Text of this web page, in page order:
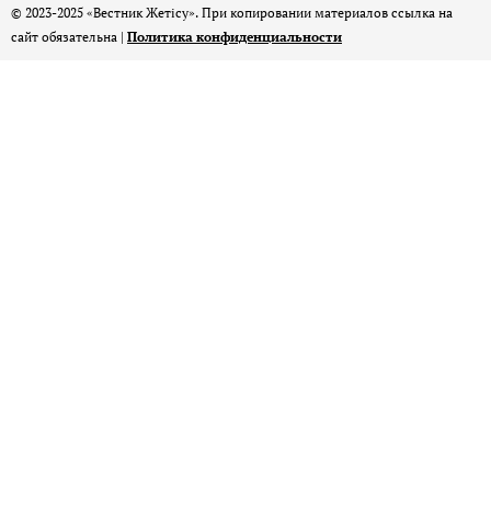
© 2023-2025 «Вестник Жетісу». При копировании материалов ссылка на
сайт обязательна | Политика конфиденциальности